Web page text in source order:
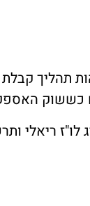
תהליך
כששוק
לו"ז ריאלי